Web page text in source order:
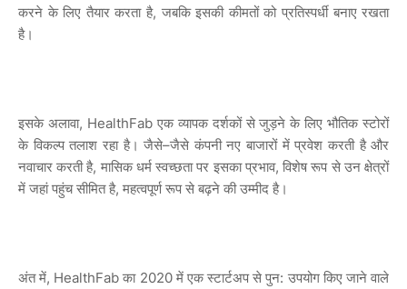
करने के लिए तैयार करता है, जबकि इसकी कीमतों को प्रतिस्पर्धी बनाए रखता
है।
इसके अलावा, HealthFab एक व्यापक दर्शकों से जुड़ने के लिए भौतिक स्टोरों
के विकल्प तलाश रहा है। जैसे–जैसे कंपनी नए बाजारों में प्रवेश करती है और
नवाचार करती है, मासिक धर्म स्वच्छता पर इसका प्रभाव,विशेष रूप से उन क्षेत्रों
में जहां पहुंच सीमित है, महत्वपूर्ण रूप से बढ़ने की उम्मीद है।
अंत में, HealthFabका2020 में एक स्टार्टअप से पुन: उपयोग किए जाने वाले